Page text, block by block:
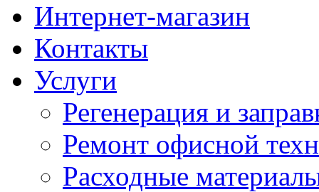
Интернет-магазин
Контакты
Услуги
Регенерация и
Ремонт офисной
Расходные